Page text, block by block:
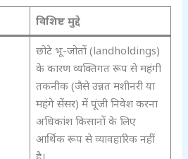
विशिष्ट मुद्दे
छोटे भू-जोतों (landholdings)
के कारण व्यक्तिगत रूप से महंगी
तकनीक (जैसे उन्नत मशीनरी या
महंगे सेंसर) में पूंजी निवेश करना
अधिकांश किसानों के लिए
आर्थिक रूप से व्यावहारिक नहीं